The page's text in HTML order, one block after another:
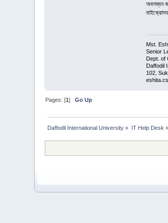
অবলম্বন
Mst.
Senior
Dept. of
Daffodil
102,
Pages: [1]Go Up
Daffodil International University » IT Help Desk »